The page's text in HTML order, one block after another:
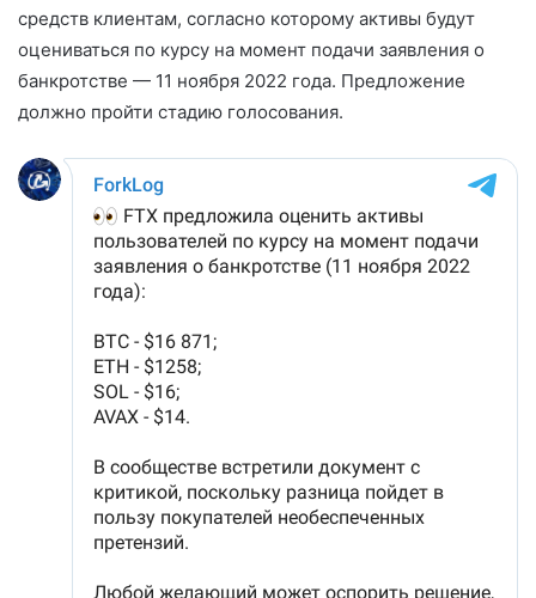
средств клиентам, согласно которому активы будут
оцениваться по курсу на момент подачи заявления о
банкротстве — 11 ноября 2022 года. Предложение
должно пройти стадию голосования.